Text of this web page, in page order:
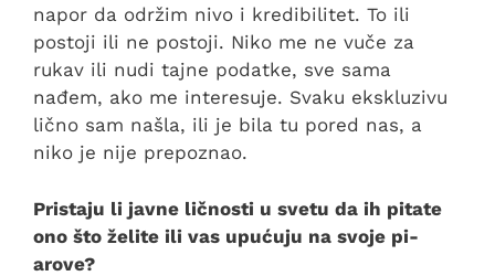
napor da održim nivo i kredibilitet. To ili
postoji ili ne postoji. Niko me ne vuče za
rukav ili nudi tajne podatke, sve sama
nađem, ako me interesuje. Svaku ekskluzivu
lično sam našla, ili je bila tu pored nas, a
niko je nije prepoznao.
Pristaju li javne ličnosti u svetu da ih pitate
ono što želite ili vas upućuju na svoje pi-
arove?